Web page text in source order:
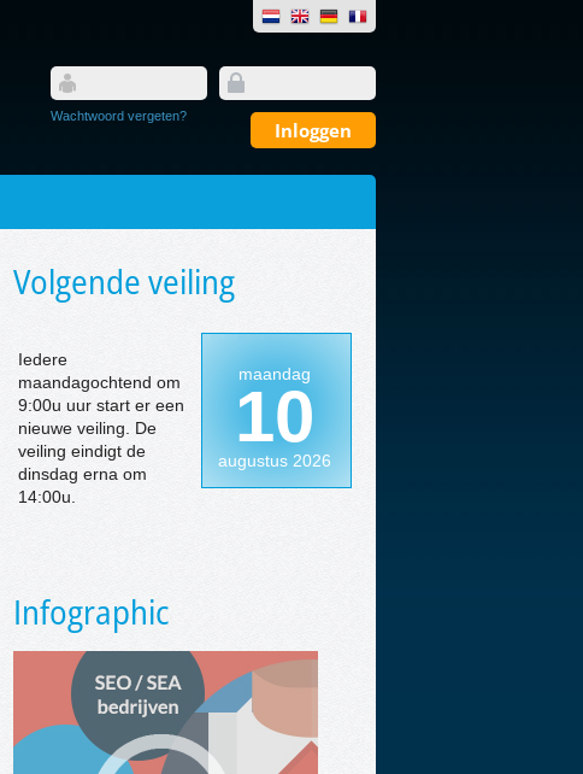
Wachtwoord vergeten?
Volgende veiling
Iedere
maandagochtend om
9:00u uur start er een
nieuwe veiling. De
veiling eindigt de
dinsdag erna om
14:00u.
maandag
10
augustus 2026
Infographic